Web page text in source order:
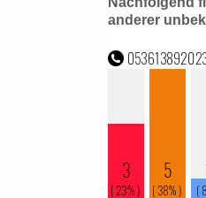
anderer